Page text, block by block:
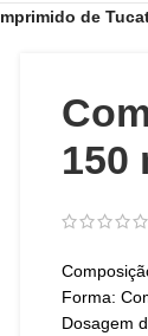
de
150
Forma:
Dosagem